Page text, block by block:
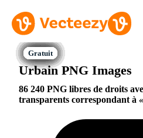
Urbain PNG Images
86 240 PNG libres de droits
transparents correspondant à